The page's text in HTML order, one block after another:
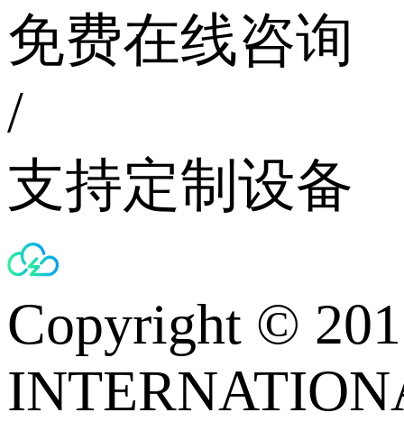
免费在线咨询
/
支持定制设备
Copyright ©